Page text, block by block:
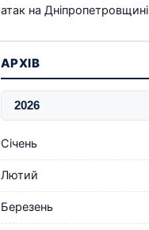
атак на Дніпропетровщині
АРХІВ
Січень
Лютий
Березень